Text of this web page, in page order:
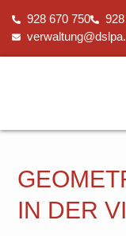
Inhalt
springen
928 670 750
IN DER